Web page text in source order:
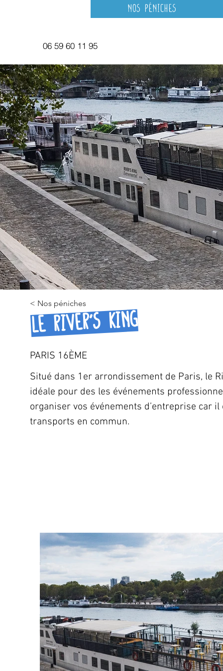
Nos péniches
06 59 60 11 95
< Nos péniches
Le River's King
PARIS 16ÈME
Situé dans 1er arrondissement de Paris, le
idéale pour des les événements
organiser vos événements d’entreprise car
transports en commun.